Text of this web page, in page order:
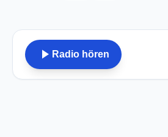
play_arrow Radio hören